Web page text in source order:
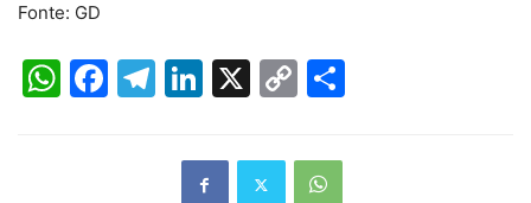
Fonte: GD
WhatsApp
Facebook
Telegram
LinkedIn
X
Copy